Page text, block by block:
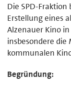
Die SPD-
Erstellung eines
Alzenauer Kino
insbesondere
kommunalen
Begründung: